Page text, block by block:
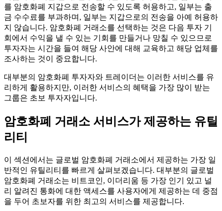
를 암호화폐 지갑으로 전송할 수 있도록 허용하고, 일부는 출
금 수수료를 부과하며, 일부는 지갑으로의 전송을 아예 허용하
지 않습니다. 암호화폐 거래소를 선택하는 것은 다음 투자 기
회에서 수익을 낼 수 있는 기회를 만들거나 망칠 수 있으므로
투자자는 시간을 들여 해당 사안에 대해 교육하고 해당 업체를
조사하는 것이 중요합니다.
대부분의 암호화폐 투자자와 트레이더는 이러한 서비스를 유
리하게 활용하지만, 이러한 서비스의 혜택을 가장 많이 받는
그룹은 초보 투자자입니다.
암호화폐 거래소 서비스가 제공하는 유틸
리티
이 섹션에서는 글로벌 암호화폐 거래소에서 제공하는 가장 일
반적인 유틸리티를 빠르게 살펴보겠습니다. 대부분의 글로벌
암호화폐 거래소는 비트코인, 이더리움 등 가장 인기 있고 널
리 알려진 통화에 대한 액세스를 사용자에게 제공하는 데 중점
을 두어 초보자를 위한 최고의 서비스를 제공합니다.